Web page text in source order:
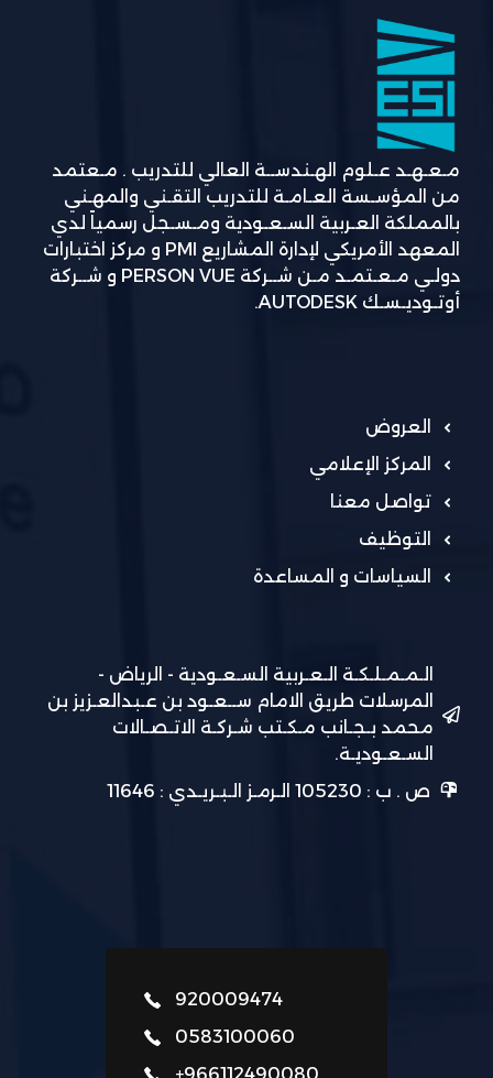
مـعـهـد عـلوم الهـندســة العالي للتدريب . مـعتمد
من المؤسـسة العـامـة للتدريب التقـني والمهـني
بالمملكة العـربية السـعـودية ومـسـجل رسمياً لدي
المعهد الأمريكي لإدارة المشاريع PMI و مركز اختبارات
دولـي مـعـتمـد مـن شــركة PERSON VUE و شــركة
أوتـوديـسـك AUTODESK.
العروض
المركز الإعلامي
تواصل معنا
التوظيف
السياسات و المساعدة
الـمـمـلـكـة الـعـربية السـعـودية - الرياض -
المرسلات طريق الامام ســعـود بن عـبدالعـزيز بن
محمد بـجـانب مـكـتب شـركـة الاتـصـالات
السـعـوديـة.
ص . ب : 105230 الـرمـز الـبـريـدي : 11646
920009474
0583100060